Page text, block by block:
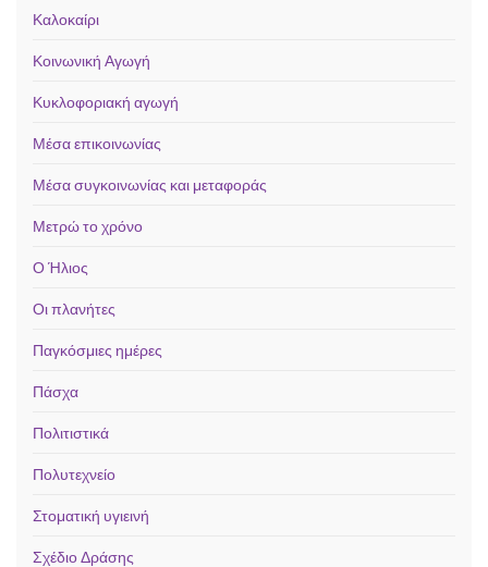
Καλοκαίρι
Κοινωνική Αγωγή
Κυκλοφοριακή αγωγή
Μέσα επικοινωνίας
Μέσα συγκοινωνίας και μεταφοράς
Μετρώ το χρόνο
Ο Ήλιος
Οι πλανήτες
Παγκόσμιες ημέρες
Πάσχα
Πολιτιστικά
Πολυτεχνείο
Στοματική υγιεινή
Σχέδιο Δράσης